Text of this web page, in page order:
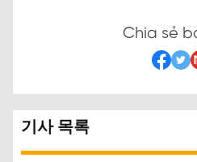
Chia sẻ
기사 목록